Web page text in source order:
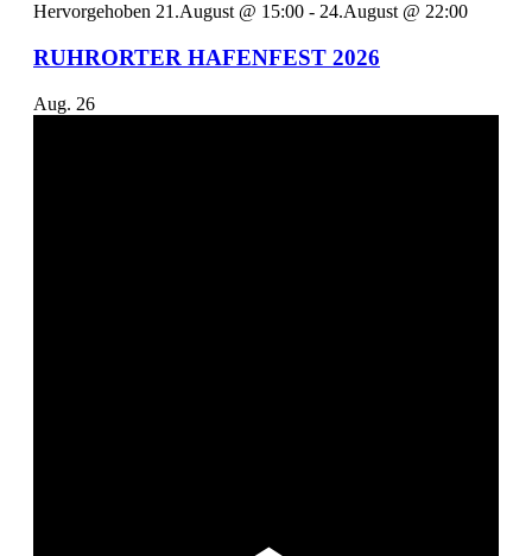
Hervorgehoben 21.August @ 15:00 - 24.August @ 22:00
RUHRORTER HAFENFEST 2026
Aug. 26